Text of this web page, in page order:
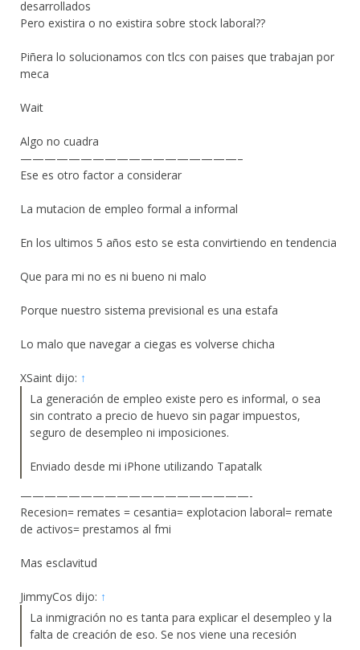
desarrollados
Pero existira o no existira sobre stock laboral??
Piñera lo solucionamos con tlcs con paises que trabajan por
meca
Wait
Algo no cuadra
——————————————————–
Ese es otro factor a considerar
La mutacion de empleo formal a informal
En los ultimos 5 años esto se esta convirtiendo en tendencia
Que para mi no es ni bueno ni malo
Porque nuestro sistema previsional es una estafa
Lo malo que navegar a ciegas es volverse chicha
XSaint dijo: ↑
La generación de empleo existe pero es informal, o sea
sin contrato a precio de huevo sin pagar impuestos,
seguro de desempleo ni imposiciones.
Enviado desde mi iPhone utilizando Tapatalk
———————————————————-
Recesion= remates = cesantia= explotacion laboral= remate
de activos= prestamos al fmi
Mas esclavitud
JimmyCos dijo: ↑
La inmigración no es tanta para explicar el desempleo y la
falta de creación de eso. Se nos viene una recesión